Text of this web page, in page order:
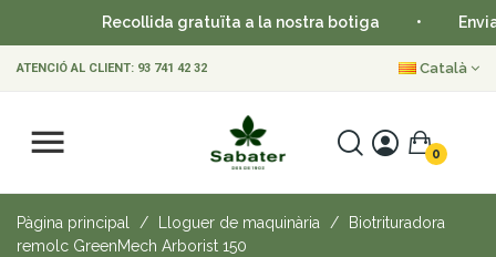
Recollida gratuïta a la nostra botiga
ATENCIÓ AL CLIENT: 93 741 42 32 Català
0
Pàgina principal Lloguer de maquinària
Biotrituradora
remolc GreenMech Arborist 150